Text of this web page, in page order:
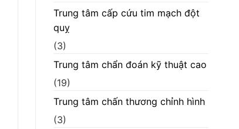
Trung tâm cấp cứu tim mạch đột
quỵ
(3)
Trung tâm chẩn đoán kỹ thuật cao
(19)
Trung tâm chấn thương chỉnh hình
(3)